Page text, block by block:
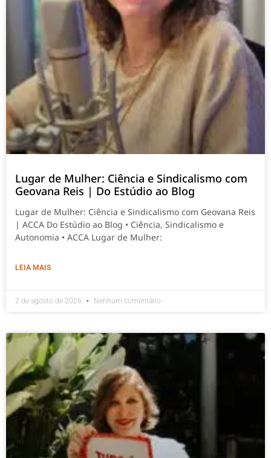
Lugar de Mulher: Ciência e Sindicalismo com
Geovana Reis | Do Estúdio ao Blog
Lugar de Mulher: Ciência e Sindicalismo com Geovana Reis
| ACCA Do Estúdio ao Blog • Ciência, Sindicalismo e
Autonomia • ACCA Lugar de Mulher:
LEIA MAIS
2 de agosto de 2026 Nenhum comentário